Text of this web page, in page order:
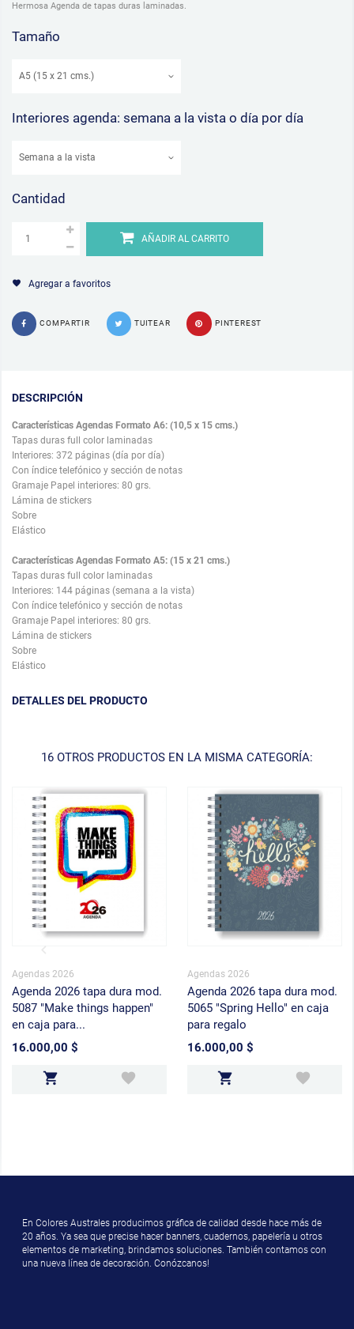
Hermosa Agenda de tapas duras laminadas.
Tamaño
Interiores agenda: semana a la vista o día por día
Cantidad
AÑADIR AL CARRITO
Agregar a favoritos
COMPARTIR TUITEAR PINTEREST
DESCRIPCIÓN
Características Agendas Formato A6: (10,5 x 15 cms.)
Tapas duras full color laminadas
Interiores: 372 páginas (día por día)
Con índice telefónico y sección de notas
Gramaje Papel interiores: 80 grs.
Lámina de stickers
Sobre
Elástico
Características Agendas Formato A5: (15 x 21 cms.)
Tapas duras full color laminadas
Interiores: 144 páginas (semana a la vista)
Con índice telefónico y sección de notas
Gramaje Papel interiores: 80 grs.
Lámina de stickers
Sobre
Elástico
DETALLES DEL PRODUCTO
16 OTROS PRODUCTOS EN LA MISMA CATEGORÍA:
Agendas 2026
Agenda 2026 tapa dura mod.
5087 "Make things happen"
en caja para...
Precio
16.000,00 $
Agendas 2026
Agenda 2026 tapa dura mod.
5065 "Spring Hello" en caja
para regalo
Precio
16.000,00 $
En Colores Australes producimos gráfica de calidad desde hace más de
20 años. Ya sea que precise hacer banners, cuadernos, papelería u otros
elementos de marketing, brindamos soluciones. También contamos con
una nueva línea de decoración. Conózcanos!